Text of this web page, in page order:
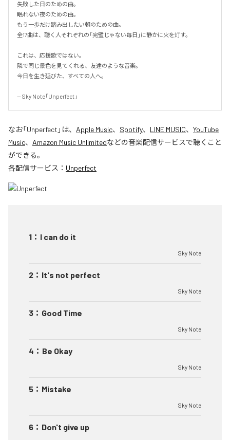
失敗した日のための曲。
眠れない夜のための曲。
もう一歩だけ踏み出したい朝のための曲。
全17曲は、聴く人それぞれの「完璧じゃない毎日」に静かに火を灯す。
これは、応援歌ではない。
隣で同じ景色を見てくれる、友達のような音楽。
今日を生き延びた、すべての人へ。
-- Sky Note「Unperfect」
なお「Unperfect 」は、 Apple Music、 Spotify、 LINE MUSIC、 YouTube
Music、 Amazon Music Unlimitedなどの音楽配信サービスで聴くこと
ができる。
各配信サービス： Unperfect
1 ： I can do it
Sky Note
2 ： It's not perfect
Sky Note
3 ： Good Time
Sky Note
4 ： Be Okay
Sky Note
5 ： Mistake
Sky Note
6 ： Don't give up